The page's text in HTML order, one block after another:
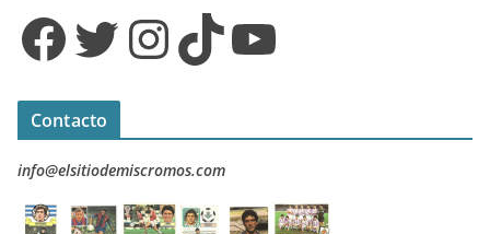
Facebook Twitter InstagramTikTok YouTube
Contacto
info@elsitiodemiscromos.com